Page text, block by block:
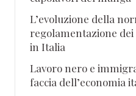
L’evoluzione della
regolamentazione
in Italia
Lavoro nero e
faccia dell’economia